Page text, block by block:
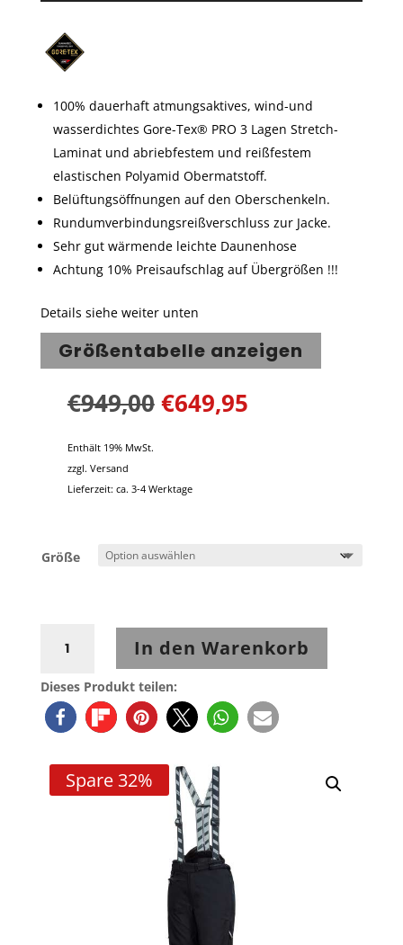
Kundenbe
wertungen
Dieses Produkt teilen:
Spare 32%
100% dauerhaft atmungsaktives, wind-und
wasserdichtes Gore-Tex® PRO 3 Lagen Stretch-
Laminat und abriebfestem und reißfestem
elastischen Polyamid Obermatstoff.
Belüftungsöffnungen auf den Oberschenkeln.
Rundumverbindungsreißverschluss zur Jacke.
Sehr gut wärmende leichte Daunenhose
Achtung 10% Preisaufschlag auf Übergrößen !!!
Details siehe weiter unten
Größentabelle anzeigen
€949,00 €649,95
Enthält 19% MwSt.
zzgl. Versand
Lieferzeit: ca. 3-4 Werktage
Größe
Raptorina
Menge
In den Warenkorb